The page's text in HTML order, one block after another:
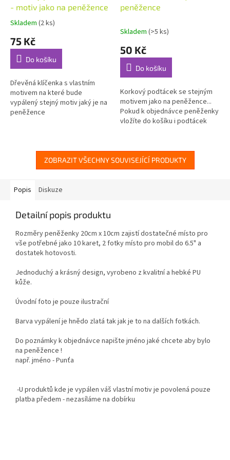
- motiv jako na peněžence
Průměrné
produktu
5,0
5
hvězdiček.
Skladem (2 ks)
75 Kč
Do košíku
Dřevěná klíčenka s vlastním
motivem na které bude
vypálený stejný motiv jaký je na
peněžence
peněžence
Skladem (>5 ks)
50 Kč
Do košíku
Korkový podtácek se stejným
motivem jako na peněžence...
Pokud k objednávce peněženky
vložíte do košíku i podtácek
peněžence....
ZOBRAZIT VŠECHNY SOUVISEJÍCÍ PRODUKTY
Popis Diskuze
Detailní popis produktu
Rozměry peněženky 20cm x 10cm zajistí dostatečné místo pro
vše potřebné jako 10 karet, 2 fotky místo pro mobil do 6.5" a
dostatek hotovosti.
Jednoduchý a krásný design, vyrobeno z kvalitní a hebké PU
kůže.
Úvodní foto je pouze ilustrační
Barva vypálení je hnědo zlatá tak jak je to na dalších fotkách.
Do poznámky k objednávce napište jméno jaké chcete aby bylo
na peněžence !
např. jméno - Punťa
-U produktů kde je vypálen váš vlastní motiv je povolená pouze
platba předem - nezasíláme na dobírku